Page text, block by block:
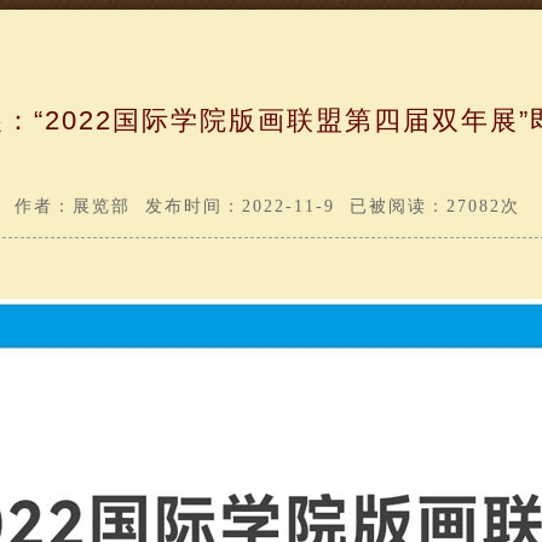
“2022国际学院版画联盟第四届双年展”
作者：展览部 发布时间：2022-11-9 已被阅读：27082次